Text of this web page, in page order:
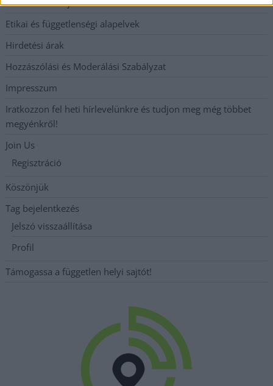
Etikai és függetlenségi alapelvek
Hirdetési árak
Hozzászólási és Moderálási Szabályzat
Impresszum
Iratkozzon fel heti hírlevelünkre és tudjon meg még többet
megyénkről!
Join Us
Regisztráció
Köszönjük
Tag bejelentkezés
Jelszó visszaállítása
Profil
Támogassa a független helyi sajtót!